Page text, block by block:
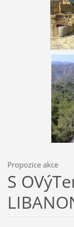
Propozice akce
S